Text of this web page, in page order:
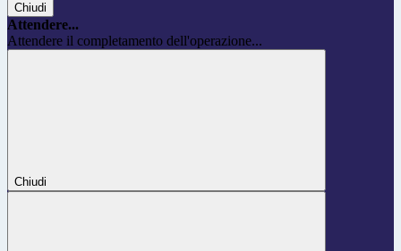
Chiudi
Attendere...
Attendere il completamento dell'operazione...
Chiudi